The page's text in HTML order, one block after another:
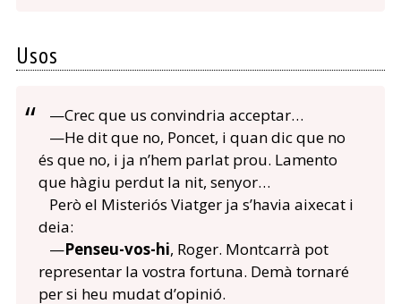
Usos
—Crec que us convindria acceptar…
—He dit que no, Poncet, i quan dic que no
és que no, i ja n’hem parlat prou. Lamento
que hàgiu perdut la nit, senyor…
Però el Misteriós Viatger ja s’havia aixecat i
deia:
—Penseu-vos-hi, Roger. Montcarrà pot
representar la vostra fortuna. Demà tornaré
per si heu mudat d’opinió.